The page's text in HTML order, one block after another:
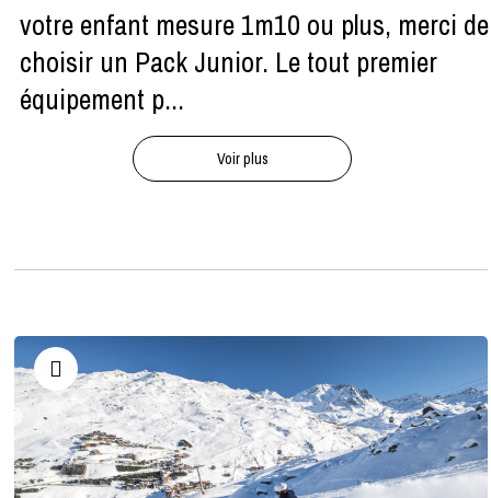
votre enfant mesure 1m10 ou plus, merci de
choisir un Pack Junior. Le tout premier
équipement p...
Voir plus